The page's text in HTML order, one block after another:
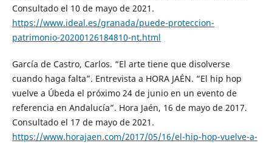
Consultado el 10 de mayo de 2021.
https://www.ideal.es/granada/puede-proteccion-
patrimonio-20200126184810-nt.html
García de Castro, Carlos. “El arte tiene que disolverse
cuando haga falta”. Entrevista a HORA JAÉN. “El hip hop
vuelve a Úbeda el próximo 24 de junio en un evento de
referencia en Andalucía”. Hora Jaén, 16 de mayo de 2017.
Consultado el 17 de mayo de 2021.
https://www.horajaen.com/2017/05/16/el-hip-hop-vuelve-a-